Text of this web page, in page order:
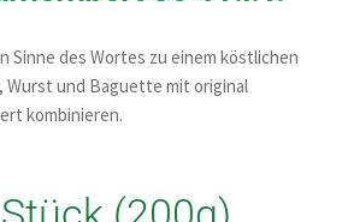
Sinne des Wortes zu einem köstlichen
Wurst und Baguette mit original
kombinieren.